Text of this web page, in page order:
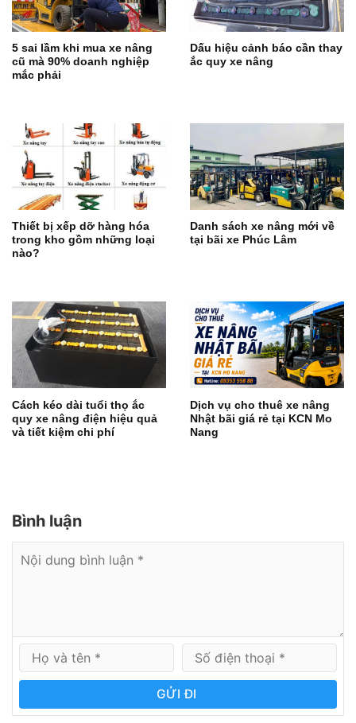
5 sai lầm khi mua xe nâng
cũ mà 90% doanh nghiệp
mắc phải
Dấu hiệu cảnh báo cần thay
ắc quy xe nâng
Thiết bị xếp dỡ hàng hóa
trong kho gồm những loại
nào?
Danh sách xe nâng mới về
tại bãi xe Phúc Lâm
Cách kéo dài tuổi thọ ắc
quy xe nâng điện hiệu quả
và tiết kiệm chi phí
Dịch vụ cho thuê xe nâng
Nhật bãi giá rẻ tại KCN Mo
Nang
Bình luận
GỬI ĐI